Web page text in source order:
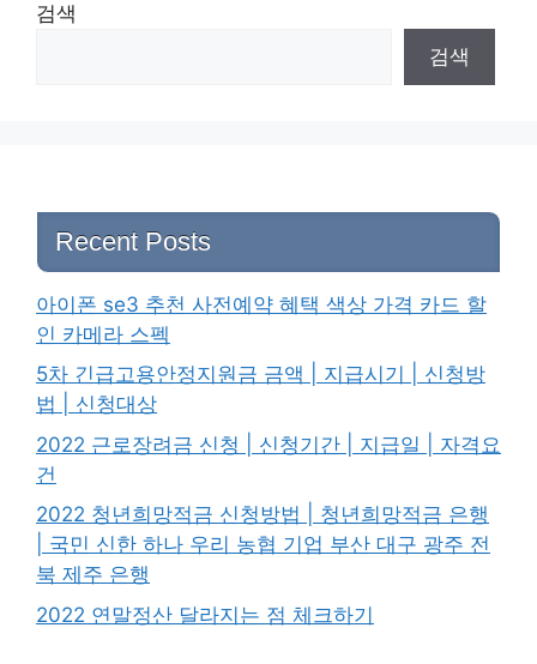
검색
검색
Recent Posts
아이폰 se3 추천 사전예약 혜택 색상 가격 카드 할
인 카메라 스펙
5차 긴급고용안정지원금 금액 | 지급시기 | 신청방
법 | 신청대상
2022 근로장려금 신청 | 신청기간 | 지급일 | 자격요
건
2022 청년희망적금 신청방법 | 청년희망적금 은행
| 국민 신한 하나 우리 농협 기업 부산 대구 광주 전
북 제주 은행
2022 연말정산 달라지는 점 체크하기